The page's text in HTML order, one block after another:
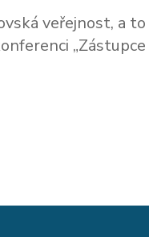
veřejnost, a to
„Zástupce